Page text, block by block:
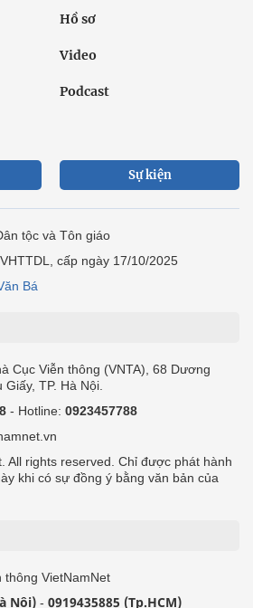
Hồ sơ
Video
Podcast
Sự kiện
tộc và Tôn giáo
cấp ngày 17/10/2025
Bá
Cục Viễn thông (VNTA), 68 Dương
TP. Hà Nội.
- Hotline: 0923457788
All rights reserved. Chỉ được phát hành
khi có sự đồng ý bằng văn bản của
thông VietNamNet
Nội) - 0919435885 (Tp.HCM)